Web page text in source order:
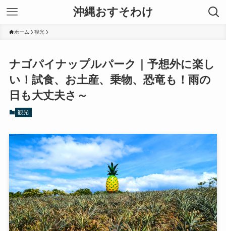
沖縄おすそわけ
ホーム 観光
ナゴパイナップルパーク｜予想外に楽し
い！試食、お土産、乗物、恐竜も！雨の
日も大丈夫さ～
観光